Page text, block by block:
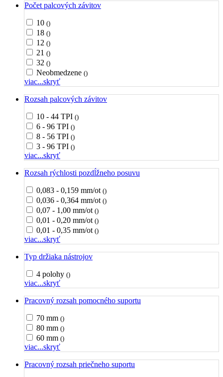
Počet palcových závitov
10 ()
18 ()
12 ()
21 ()
32 ()
Neobmedzene ()
viac...skryť
Rozsah palcových závitov
10 - 44 TPI ()
6 - 96 TPI ()
8 - 56 TPI ()
3 - 96 TPI ()
viac...skryť
Rozsah rýchlosti pozdĺžneho posuvu
0,083 - 0,159 mm/ot ()
0,036 - 0,364 mm/ot ()
0,07 - 1,00 mm/ot ()
0,01 - 0,20 mm/ot ()
0,01 - 0,35 mm/ot ()
viac...skryť
Typ držiaka nástrojov
4 polohy ()
viac...skryť
Pracovný rozsah pomocného suportu
70 mm ()
80 mm ()
60 mm ()
viac...skryť
Pracovný rozsah priečneho suportu